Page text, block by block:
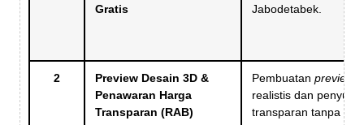
Gratis Jabodetabek.
2
Preview Desain 3D &
Penawaran Harga
Transparan (RAB)
Pembuatan preview
realistis dan
transparan tanpa